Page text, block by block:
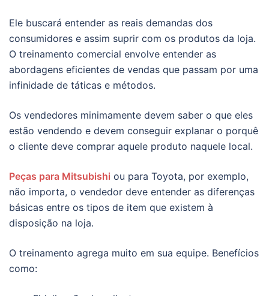
Ele buscará entender as reais demandas dos
consumidores e assim suprir com os produtos da loja.
O treinamento comercial envolve entender as
abordagens eficientes de vendas que passam por uma
infinidade de táticas e métodos.
Os vendedores minimamente devem saber o que eles
estão vendendo e devem conseguir explanar o porquê
o cliente deve comprar aquele produto naquele local.
Peças para Mitsubishi ou para Toyota, por exemplo,
não importa, o vendedor deve entender as diferenças
básicas entre os tipos de item que existem à
disposição na loja.
O treinamento agrega muito em sua equipe. Benefícios
como: